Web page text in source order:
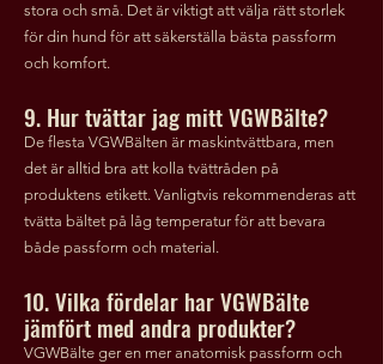
stora och små. Det är viktigt att välja rätt storlek
för din hund för att säkerställa bästa passform
och komfort.
9. Hur tvättar jag mitt VGWBälte?
De flesta VGWBälten är maskintvättbara, men
det är alltid bra att kolla tvättråden på
produktens etikett. Vanligtvis rekommenderas att
tvätta bältet på låg temperatur för att bevara
både passform och material.
10. Vilka fördelar har VGWBälte
jämfört med andra produkter?
VGWBälte ger en mer anatomisk passform och